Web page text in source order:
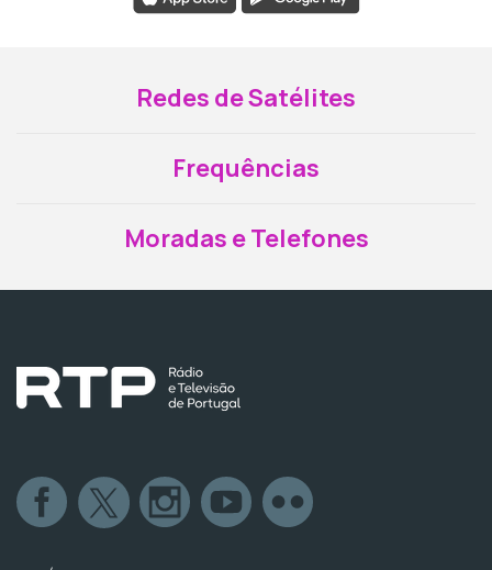
Redes de Satélites
Frequências
Moradas e Telefones